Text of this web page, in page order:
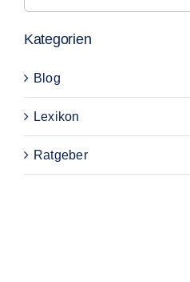
nach:
Kategorien
Blog
Lexikon
Ratgeber